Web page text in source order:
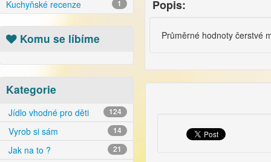
Kuchyňské recenze
1
Komu se líbíme
Kategorie
Jídlo vhodné pro děti 124
Vyrob si sám 14
Jak na to ? 21
Popis:
Průměrné hodnoty čerstvé